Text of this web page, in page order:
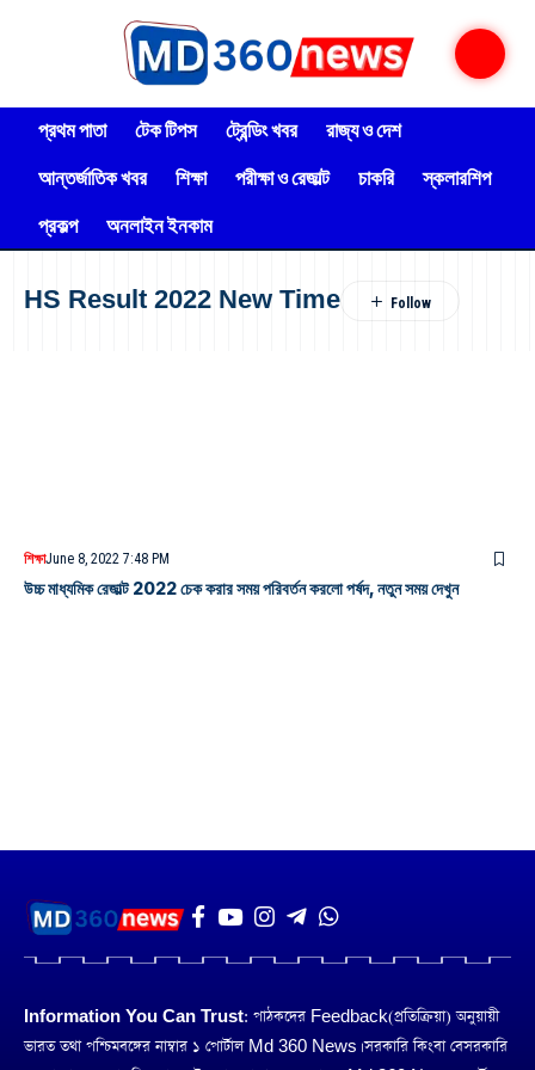
প্রথম পাতা টেক টিপস ট্রেন্ডিং খবর
রাজ্য ও দেশ
আন্তর্জাতিক খবর
শিক্ষা পরীক্ষা ও রেজাল্ট চাকরি
স্কলারশিপ
প্রকল্প
অনলাইন ইনকাম
HS Result 2022 New Time
শিক্ষাJune 8, 2022 7:48 PM
উচ্চ মাধ্যমিক রেজাল্ট 2022 চেক করার সময় পরিবর্তন করলো পর্ষদ, নতুন সময় দেখুন
Information You Can Trust: পাঠকদের Feedback(প্রতিক্রিয়া) অনুয়ায়ী
ভারত তথা পশ্চিমবঙ্গের নাম্বার ১ পোর্টাল Md 360 News। সরকারি কিংবা বেসরকারি